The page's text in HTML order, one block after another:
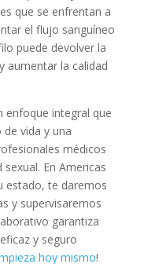
que se enfrentan a
el flujo sanguíneo
puede devolver la
aumentar la calidad
enfoque integral que
vida y una
médicos
En Americas
estado, te daremos
y supervisaremos
garantiza
y seguro
hoy mismo!